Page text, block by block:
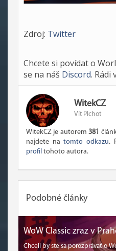
Zdroj: Twitter
Chcete si povídat o
se na náš Discord. Rádi
WitekCZ
Vít Plchot
WitekCZ je autorem381
najdete natomto odkazu.
profil tohoto autora.
Podobné články
WoW Classic zraz v
Chceli by ste sa porozprávať o